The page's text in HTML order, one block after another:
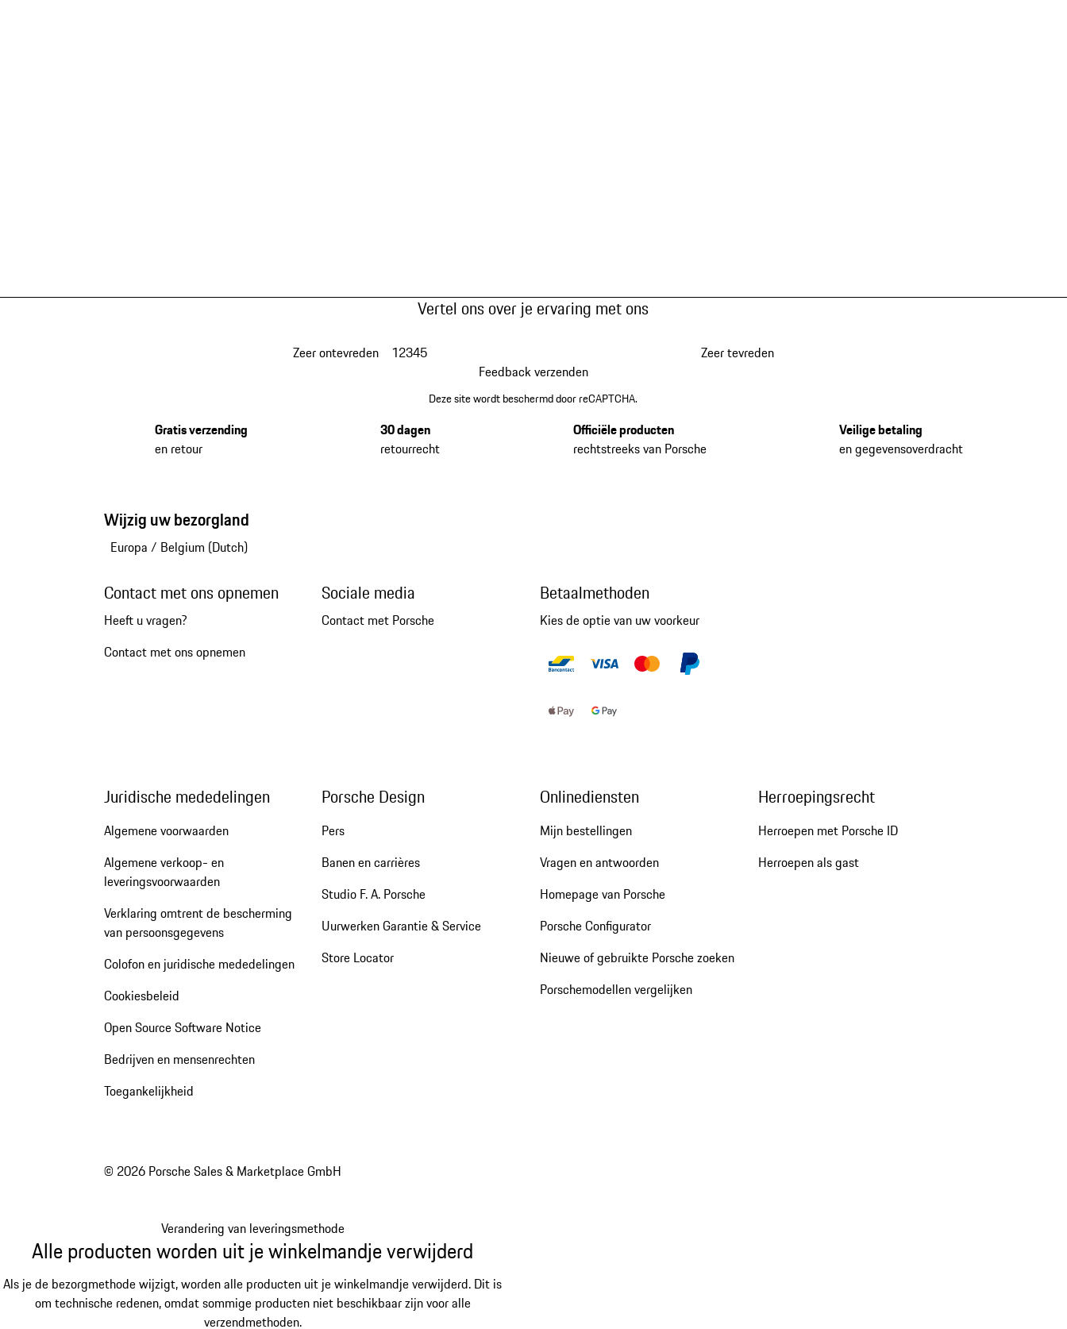
Vertel ons over je ervaring met ons
Zeer ontevreden 12345
Zeer tevreden
Feedback verzenden
Deze site wordt beschermd door reCAPTCHA.
Gratis verzending
en retour
30 dagen
retourrecht
Officiële producten
rechtstreeks van Porsche
Veilige betaling
en gegevensoverdracht
Wijzig uw bezorgland
Europa / Belgium (Dutch)
Contact met ons opnemen
Heeft u vragen?
Contact met ons opnemen
Sociale media
Contact met Porsche
Betaalmethoden
Kies de optie van uw voorkeur
Juridische mededelingen
Algemene voorwaarden
Algemene verkoop- en
leveringsvoorwaarden
Verklaring omtrent de bescherming
van persoonsgegevens
Colofon en juridische mededelingen
Cookiesbeleid
Open Source Software Notice
Bedrijven en mensenrechten
Toegankelijkheid
Porsche Design
Pers
Banen en carrières
Studio F. A. Porsche
Uurwerken Garantie & Service
Store Locator
Onlinediensten
Mijn bestellingen
Vragen en antwoorden
Homepage van Porsche
Porsche Configurator
Nieuwe of gebruikte Porsche zoeken
Porschemodellen vergelijken
Herroepingsrecht
Herroepen met Porsche ID
Herroepen als gast
© 2026 Porsche Sales & Marketplace GmbH
Verandering van leveringsmethode
Alle producten worden uit je winkelmandje verwijderd
Als je de bezorgmethode wijzigt, worden alle producten uit je winkelmandje verwijderd. Dit is
om technische redenen, omdat sommige producten niet beschikbaar zijn voor alle
verzendmethoden.